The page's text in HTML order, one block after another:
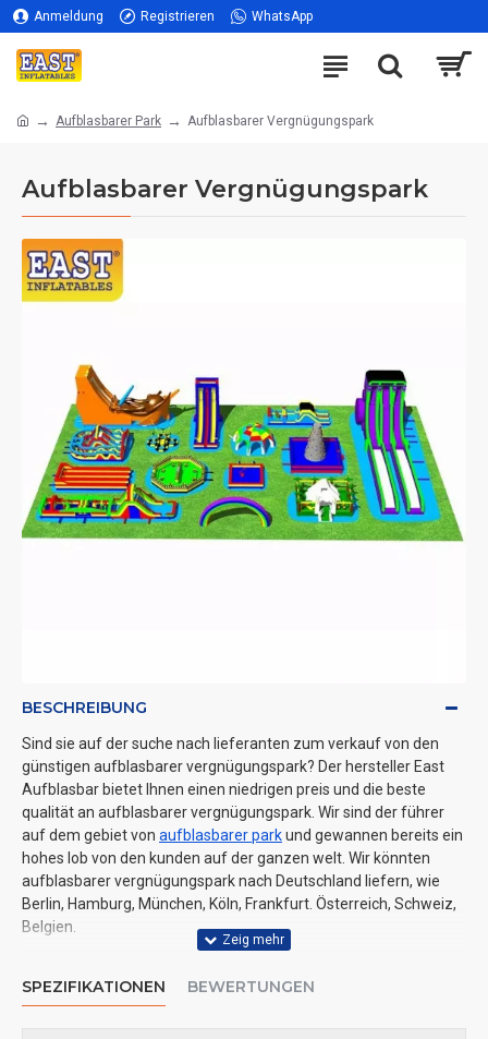
Anmeldung Registrieren WhatsApp
Aufblasbarer Park Aufblasbarer Vergnügungspark
Aufblasbarer Vergnügungspark
BESCHREIBUNG
Sind sie auf der suche nach lieferanten zum verkauf von den
günstigen aufblasbarer vergnügungspark? Der hersteller East
Aufblasbar bietet Ihnen einen niedrigen preis und die beste
qualität an aufblasbarer vergnügungspark. Wir sind der führer
auf dem gebiet von aufblasbarer parkund gewannen bereits ein
hohes lob von den kunden auf der ganzen welt. Wir könnten
aufblasbarer vergnügungspark nach Deutschland liefern, wie
Berlin, Hamburg, München, Köln, Frankfurt. Österreich, Schweiz,
Belgien.
SPEZIFIKATIONEN BEWERTUNGEN